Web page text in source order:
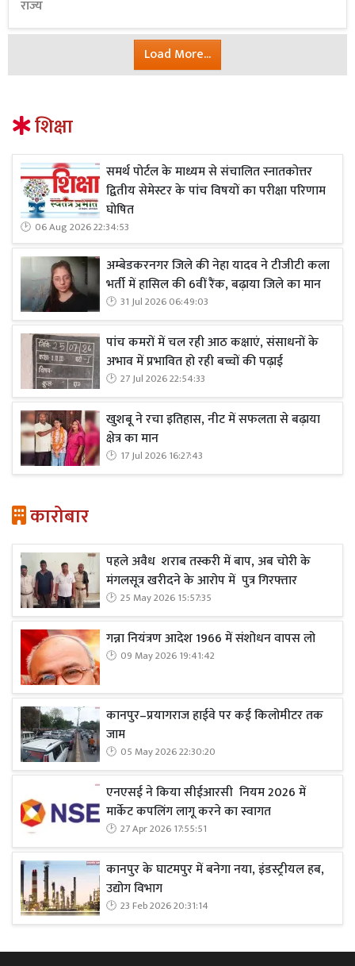
राज्य
Load More...
शिक्षा
समर्थ पोर्टल के माध्यम से संचालित स्नातकोत्तर
द्वितीय सेमेस्टर के पांच विषयों का परीक्षा परिणाम
घोषित
06 Aug 2026 22:34:53
अम्बेडकरनगर जिले की नेहा यादव ने टीजीटी कला
भर्ती में हासिल की 6वीं रैंक, बढ़ाया जिले का मान
31 Jul 2026 06:49:03
पांच कमरों में चल रही आठ कक्षाएं, संसाधनों के
अभाव में प्रभावित हो रही बच्चों की पढ़ाई
27 Jul 2026 22:54:33
खुशबू ने रचा इतिहास, नीट में सफलता से बढ़ाया
क्षेत्र का मान
17 Jul 2026 16:27:43
कारोबार
पहले अवैध शराब तस्करी में बाप, अब चोरी के
मंगलसूत्र खरीदने के आरोप में पुत्र गिरफ्तार
25 May 2026 15:57:35
गन्ना नियंत्रण आदेश 1966 में संशोधन वापस लो
09 May 2026 19:41:42
कानपुर–प्रयागराज हाईवे पर कई किलोमीटर तक
जाम
05 May 2026 22:30:20
एनएसई ने किया सीईआरसी नियम 2026 में
मार्केट कपलिंग लागू करने का स्वागत
27 Apr 2026 17:55:51
कानपुर के घाटमपुर में बनेगा नया, इंडस्ट्रीयल हब,
उद्योग विभाग
23 Feb 2026 20:31:14